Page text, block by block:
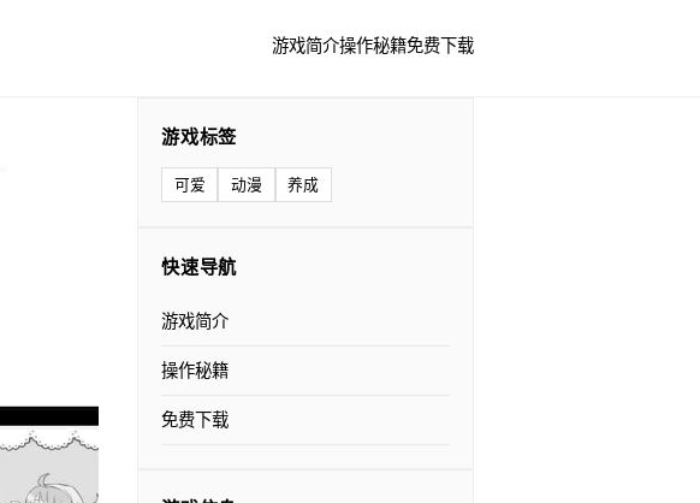
游戏简介操作秘籍免费下载
游戏标签
可爱 动漫 养成
快速导航
游戏简介
操作秘籍
免费下载